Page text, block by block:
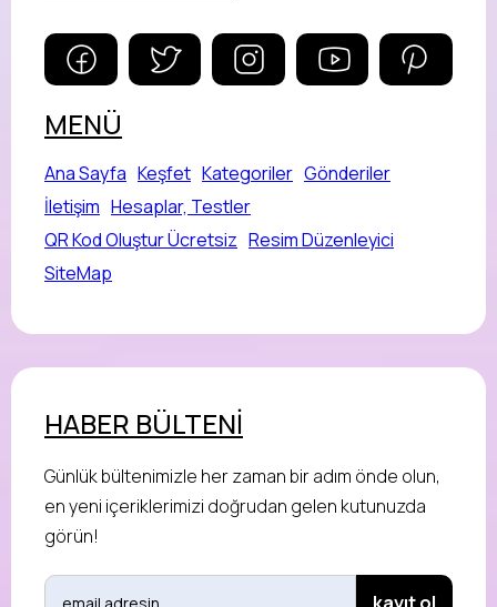
MENÜ
Ana Sayfa Keşfet Kategoriler Gönderiler
İletişim Hesaplar, Testler
QR Kod Oluştur Ücretsiz Resim Düzenleyici
SiteMap
HABER BÜLTENİ
Günlük bültenimizle her zaman bir adım önde olun,
en yeni içeriklerimizi doğrudan gelen kutunuzda
görün!